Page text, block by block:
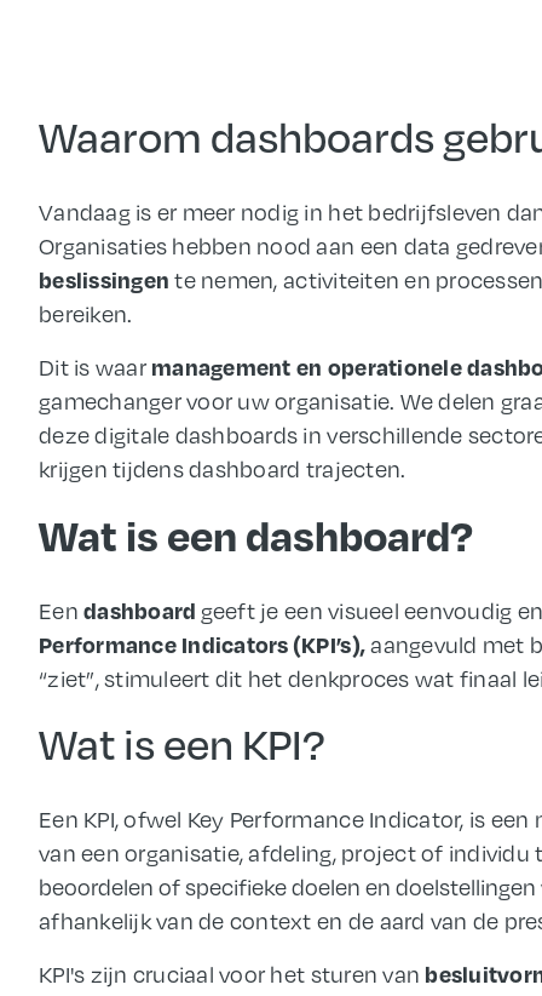
Waarom dashboards
Vandaag is er meer nodig in het bedrijfsleven
Organisaties hebben nood aan een data
beslissingen te nemen, activiteiten en
bereiken.
Dit is waar management en operationele
gamechanger voor uw organisatie. We delen
deze digitale dashboards in verschillende
krijgen tijdens dashboard trajecten.
Wat is een dashboard?
Eendashboard geeft je een visueel eenvoudig
Performance Indicators (KPI’s),aangevuld met
“ziet”, stimuleert dit het denkproces wat finaal
Wat is een KPI?
Een KPI, ofwel Key Performance Indicator, is
van een organisatie, afdeling, project of individu
beoordelen of specifieke doelen en
afhankelijk van de context en de aard van de
KPI's zijn cruciaal voor het sturen van